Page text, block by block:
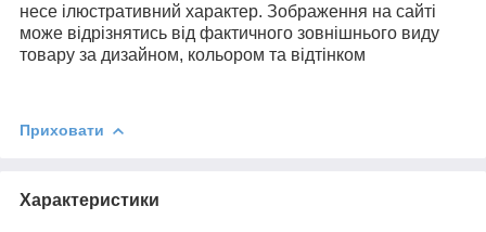
несе ілюстративний характер. Зображення на сайті
може відрізнятись від фактичного зовнішнього виду
товару за дизайном, кольором та відтінком
Приховати
Характеристики